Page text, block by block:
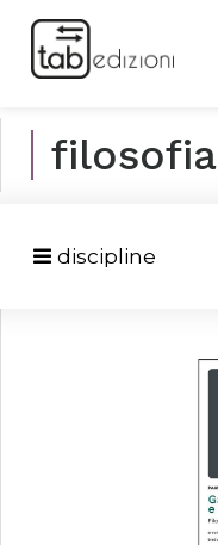
filosofia
discipline